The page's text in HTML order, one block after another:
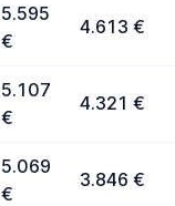
5.595
€
4.613 €
5.107
€
4.321 €
5.069
€
3.846 €